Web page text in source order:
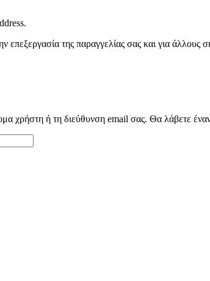
της παραγγελίας σας και για άλλους
χρήστη ή τη διεύθυνση email σας. Θα λάβετε